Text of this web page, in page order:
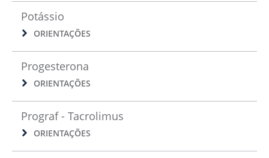
Potássio
ORIENTAÇÕES
Progesterona
ORIENTAÇÕES
Prograf - Tacrolimus
ORIENTAÇÕES